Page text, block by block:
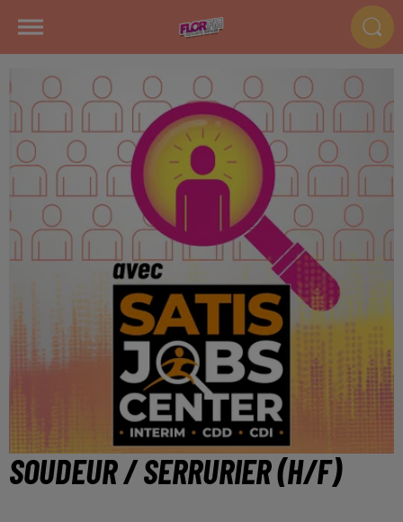
SOUDEUR / SERRURIER (H/F)